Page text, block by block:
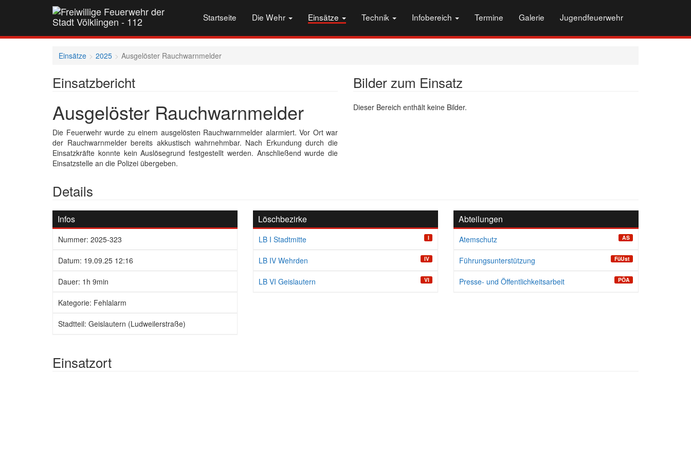
Startseite Die Wehr Einsätze Technik Infobereich Termine Galerie Jugendfeuerwehr
Einsätze 2025 Ausgelöster Rauchwarnmelder
Einsatzbericht
Ausgelöster Rauchwarnmelder
Die Feuerwehr wurde zu einem ausgelösten Rauchwarnmelder alarmiert. Vor Ort war
der Rauchwarnmelder bereits akkustisch wahrnehmbar. Nach Erkundung durch die
Einsatzkräfte konnte kein Auslösegrund festgestellt werden. Anschließend wurde die
Einsatzstelle an die Polizei übergeben.
Bilder zum Einsatz
Dieser Bereich enthält keine Bilder.
Details
Infos
Nummer: 2025-323
Datum: 19.09.25 12:16
Dauer: 1h 9min
Kategorie: Fehlalarm
Stadtteil: Geislautern (Ludweilerstraße)
Löschbezirke
LB I Stadtmitte I
LB IV Wehrden IV
LB VI Geislautern VI
Abteilungen
Atemschutz AS
Führungsunterstützung FüUst
Presse- und Öffentlichkeitsarbeit PÖA
Einsatzort